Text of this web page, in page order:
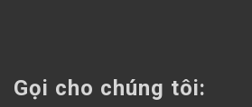
Gọi cho chúng tôi: